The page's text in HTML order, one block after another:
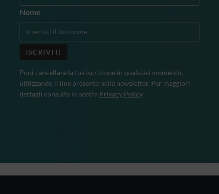
Nome
Puoi cancellare la tua iscrizione in qualsiasi momento,
utilizzando il link presente nella newsletter. Per maggiori
dettagli consulta la nostra Privacy Policy.